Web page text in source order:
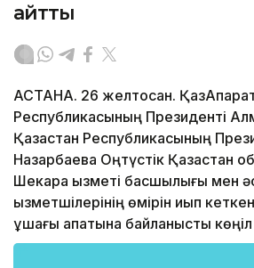
айтты
АСТАНА. 26 желтоқсан.
Республикасының Президенті
Қазақстан Республикасының
Назарбаевқа Оңтүстік
Шекара қызметі басшылығы мен
қызметшілерінің өмірін қиып
ұшағы апатына байланысты